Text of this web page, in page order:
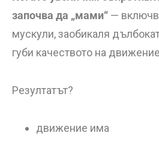
започва да „мами“ —
мускули, заобикаля
губи качеството на
Резултатът?
движение има